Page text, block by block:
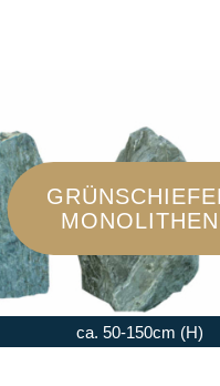
MONOLITHEN
ca. 50-150cm (H)